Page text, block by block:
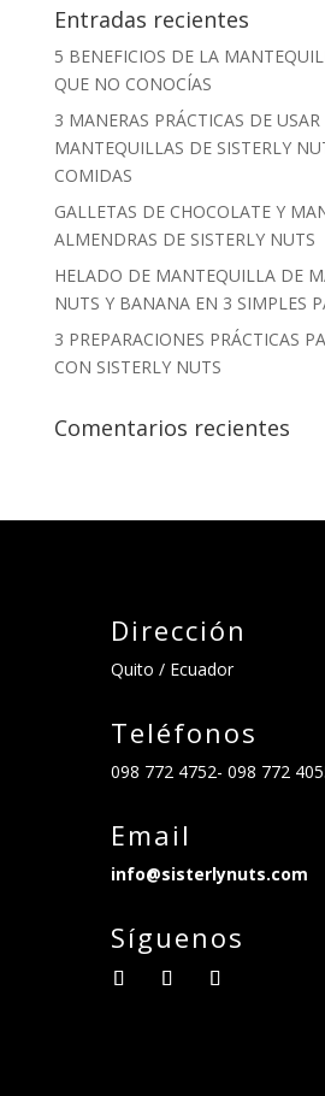
Entradas recientes
5 BENEFICIOS DE LA
QUE NO CONOCÍAS
3 MANERAS PRÁCTICAS DE USAR
MANTEQUILLAS DE SISTERLY
COMIDAS
GALLETAS DE CHOCOLATE Y
ALMENDRAS DE SISTERLY NUTS
HELADO DE MANTEQUILLA DE
NUTS Y BANANA EN 3 SIMPLES
3 PREPARACIONES PRÁCTICAS
CON SISTERLY NUTS
Comentarios recientes
Dirección
Quito / Ecuador
Teléfonos
098 772 4752- 098 772
Email
info@sisterlynuts.com
Síguenos